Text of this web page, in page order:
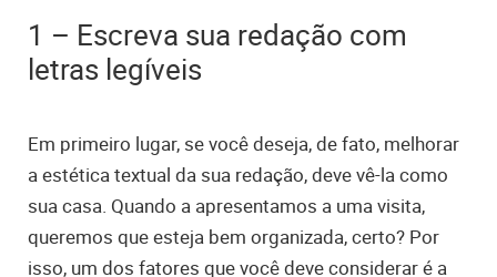
1 – Escreva sua redação com
letras legíveis
Em primeiro lugar, se você deseja, de fato, melhorar
a estética textual da sua redação, deve vê-la como
sua casa. Quando a apresentamos a uma visita,
queremos que esteja bem organizada, certo? Por
isso, um dos fatores que você deve considerar é a